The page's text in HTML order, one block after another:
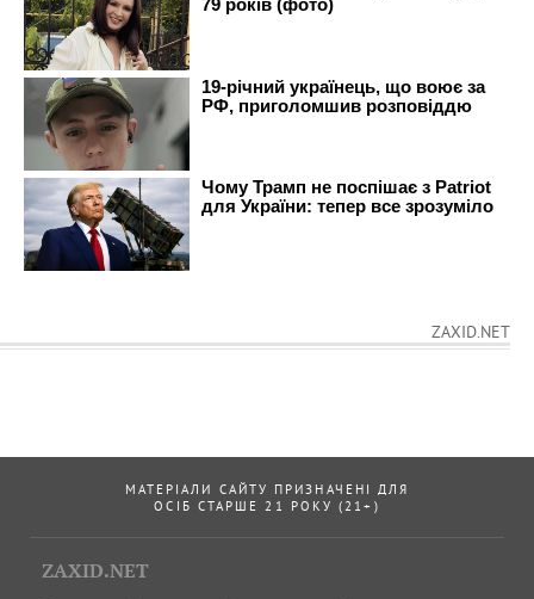
ZAXID.NET
МАТЕРІАЛИ САЙТУ ПРИЗНАЧЕНІ ДЛЯ
ОСІБ СТАРШЕ 21 РОКУ (21+)
ZAXID.NET